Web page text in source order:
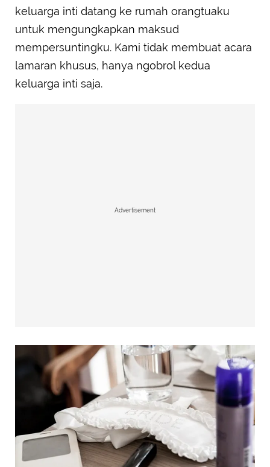
keluarga inti datang ke rumah orangtuaku
untuk mengungkapkan maksud
mempersuntingku. Kami tidak membuat acara
lamaran khusus, hanya ngobrol kedua
keluarga inti saja.
Advertisement